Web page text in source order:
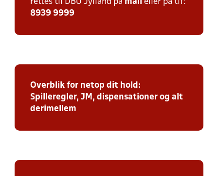
rettes til DBU Jylland på mail eller på tlf:
8939 9999
Overblik for netop dit hold:
Spilleregler, JM, dispensationer og alt
derimellem